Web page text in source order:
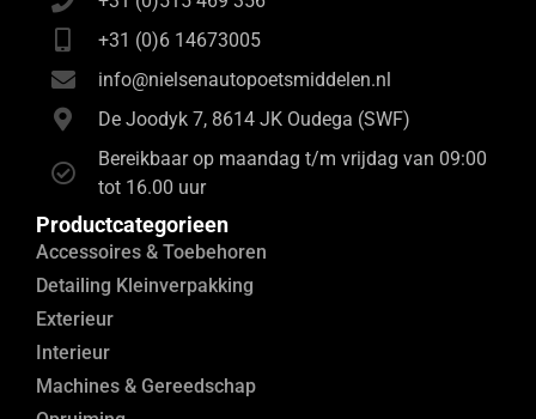
+31 (0)6 14673005
info@nielsenautopoetsmiddelen.nl
De Joodyk 7, 8614 JK Oudega (SWF)
Bereikbaar op maandag t/m vrijdag van 09:00
tot 16.00 uur
Productcategorieen
Accessoires & Toebehoren
Detailing Kleinverpakking
Exterieur
Interieur
Machines & Gereedschap